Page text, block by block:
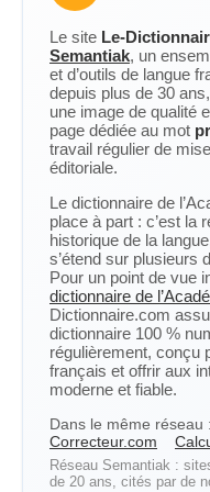
Le site Le-
Semantiak, un
et d’outils de langue
depuis plus de 30
une image de qualité
page dédiée au mot
travail régulier de
éditoriale.
Le dictionnaire de
place à part : c’est la
historique de la
s’étend sur plusieurs
Pour un point de vue
dictionnaire de
Dictionnaire.com
dictionnaire 100 %
régulièrement, conçu
français et offrir aux
moderne et fiable.
Dans le même réseau :
Correcteur.com
Réseau Semantiak :
de 20 ans, cités par de